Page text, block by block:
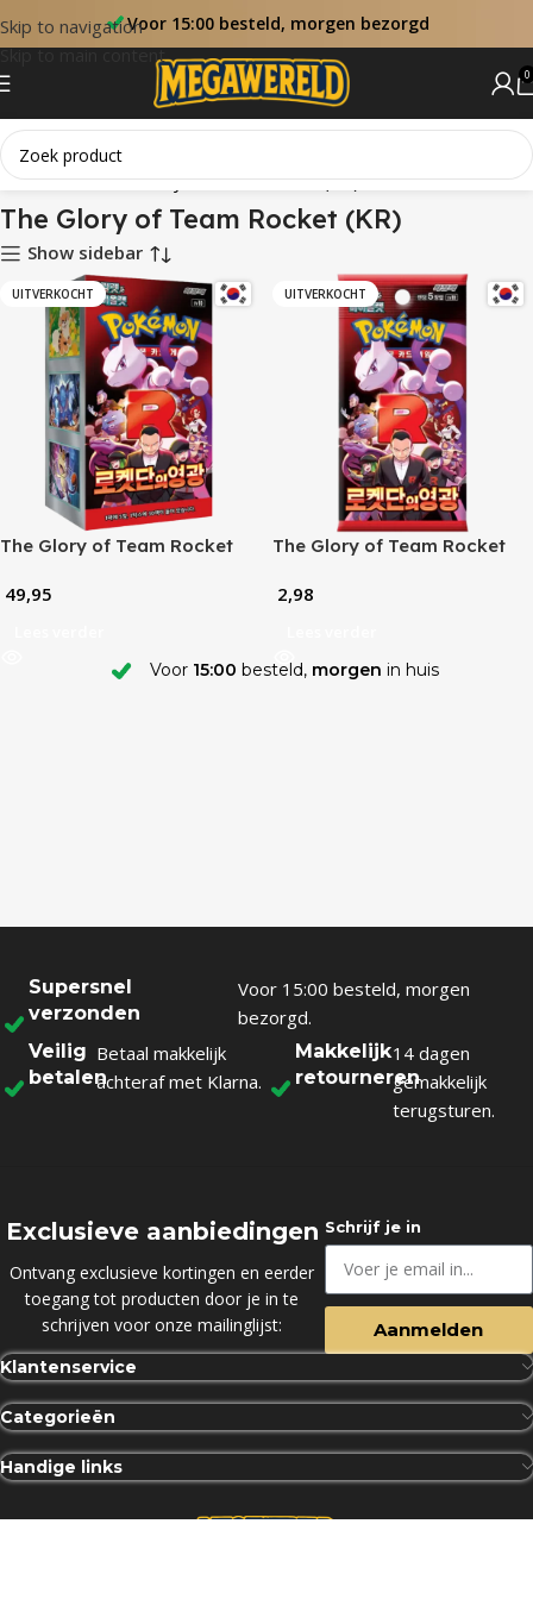
Skip to navigation
Skip to main content
Voor 15:00 besteld, morgen bezorgd
0
Home Sets The Glory of Team Rocket (KR)
The Glory of Team Rocket (KR)
Show sidebar
UITVERKOCHT
The Glory of Team Rocket
49,95
UITVERKOCHT
The Glory of Team Rocket
2,98
Voor 15:00 besteld, morgen in huis
Supersnel
verzonden
Voor 15:00 besteld, morgen
bezorgd.
Veilig
betalen
Betaal makkelijk
achteraf met Klarna.
Makkelijk
retourneren
14 dagen
gemakkelijk
terugsturen.
Exclusieve aanbiedingen
Ontvang exclusieve kortingen en eerder
toegang tot producten door je in te
schrijven voor onze mailinglijst:
Schrijf je in
Aanmelden
Klantenservice
Categorieën
Handige links